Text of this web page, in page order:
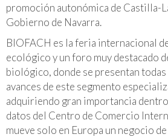
promoción autonómica de Castilla-
Gobierno de Navarra.
BIOFACH es la feria internacional
ecológico y un foro muy destacado
biológico, donde se presentan todas
avances de este segmento
adquiriendo gran importancia
datos del Centro de Comercio
mueve solo en Europa un negocio